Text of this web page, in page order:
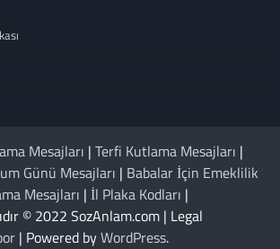
Mesajları | Terfi Kutlama Mesajları |
Günü Mesajları | Babalar İçin Emeklilik
Mesajları | İl Plaka Kodları |
© 2022 SozAnlam.com | Legal
| Powered byWordPress.